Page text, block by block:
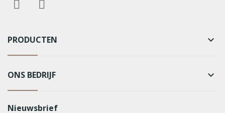
PRODUCTEN keyboard_arrow_down
ONS BEDRIJF keyboard_arrow_down
Nieuwsbrief